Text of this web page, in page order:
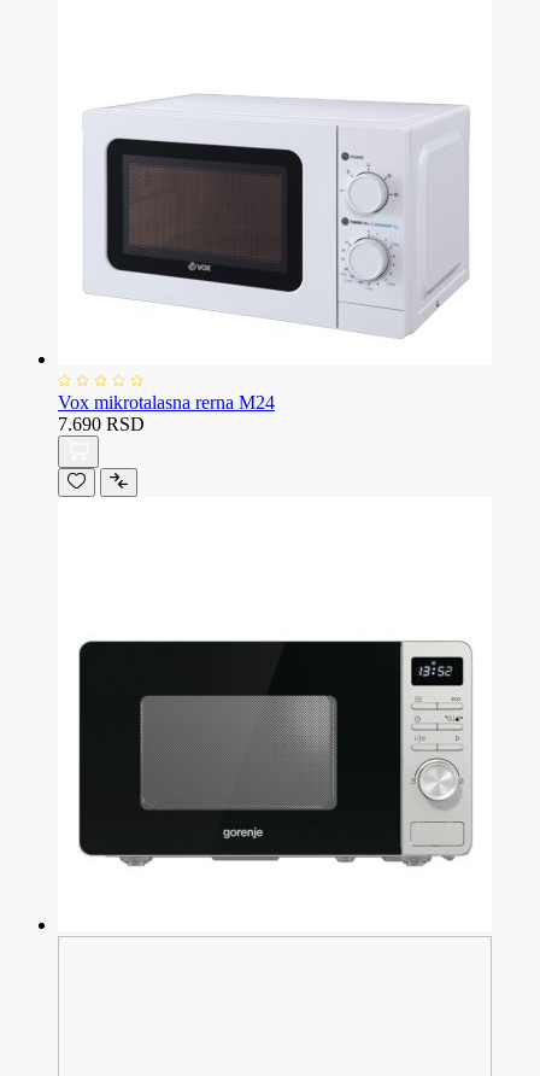
Vox mikrotalasna rerna M24
7.690 RSD